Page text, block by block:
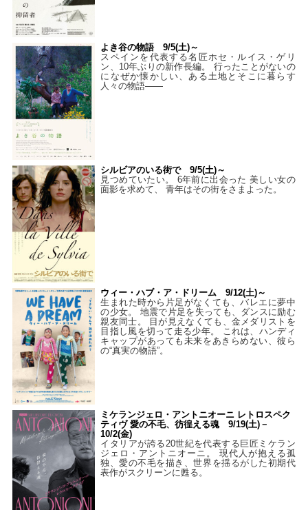
よき谷の物語 9/5(土)～
スペインを代表する名匠ホセ・ルイス・ゲリ
ン、10年ぶりの新作長編。 行ったことがないの
になぜか懐かしい、ある土地とそこに暮らす
人々の物語――
シルビアのいる街で 9/5(土)～
見つめていたい。 6年前に出会った 美しい女の
面影を求めて、 青年はその街をさまよった。
ウィー・ハブ・ア・ドリーム 9/12(土)～
生まれた時から片足がなくても、バレエに夢中
の少女。 地震で片足を失っても、ダンスに励む
親友同士。 目が見えなくても、金メダリストを
目指し風を切って走る少年。 これは、ハンディ
キャップがあっても未来をあきらめない、彼ら
の“真実の物語”。
ミケランジェロ・アントニオーニ レトロスペク
ティヴ 愛の不毛、彷徨える魂 9/19(土)－
10/2(金)
イタリアが誇る20世紀を代表する巨匠ミケラン
ジェロ・アントニオーニ。 現代人が抱える孤
独、愛の不毛を描き、世界を揺るがした初期代
表作がスクリーンに甦る。